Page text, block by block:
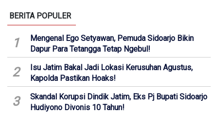
BERITA POPULER
1
Mengenal Ego Setyawan, Pemuda Sidoarjo Bikin
Dapur Para Tetangga Tetap Ngebul!
2
Isu Jatim Bakal Jadi Lokasi Kerusuhan Agustus,
Kapolda Pastikan Hoaks!
3
Skandal Korupsi Dindik Jatim, Eks Pj Bupati Sidoarjo
Hudiyono Divonis 10 Tahun!